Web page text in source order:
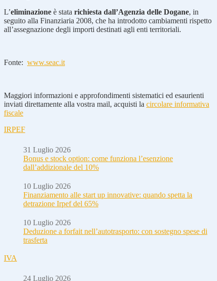
L’eliminazione è stata richiesta dall’Agenzia delle Dogane, in
seguito alla Finanziaria 2008, che ha introdotto cambiamenti rispetto
all’assegnazione degli importi destinati agli enti territoriali.
Fonte: www.seac.it
Maggiori informazioni e approfondimenti sistematici ed esaurienti
inviati direttamente alla vostra mail, acquisti la circolare informativa
fiscale
IRPEF
31 Luglio 2026
Bonus e stock option: come funziona l’esenzione
dall’addizionale del 10%
10 Luglio 2026
Finanziamento alle start up innovative: quando spetta la
detrazione Irpef del 65%
10 Luglio 2026
Deduzione a forfait nell’autotrasporto: con sostegno spese di
trasferta
IVA
24 Luglio 2026